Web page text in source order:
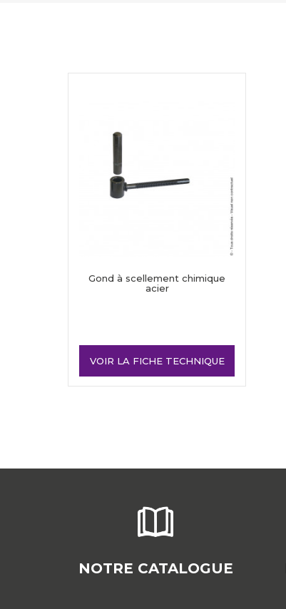
Gond à scellement chimique
acier
VOIR LA FICHE TECHNIQUE
NOTRE CATALOGUE